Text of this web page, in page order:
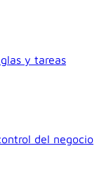
y tareas
del negocio